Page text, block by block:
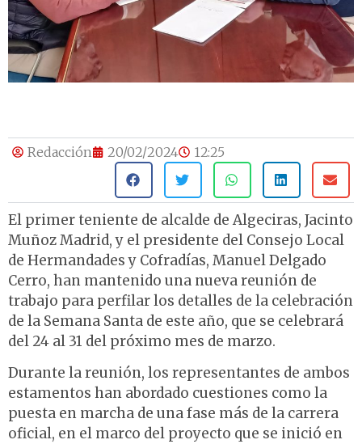
Redacción 20/02/2024 12:25
El primer teniente de alcalde de Algeciras, Jacinto
Muñoz Madrid, y el presidente del Consejo Local
de Hermandades y Cofradías, Manuel Delgado
Cerro, han mantenido una nueva reunión de
trabajo para perfilar los detalles de la celebración
de la Semana Santa de este año, que se celebrará
del 24 al 31 del próximo mes de marzo.
Durante la reunión, los representantes de ambos
estamentos han abordado cuestiones como la
puesta en marcha de una fase más de la carrera
oficial, en el marco del proyecto que se inició en